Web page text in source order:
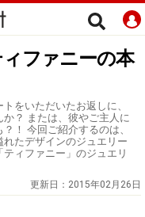
ファニーの本
をいただいたお返しに、
？ または、彼やご主人に
！ 今回ご紹介するのは、
たデザインのジュエリー
ィファニー」のジュエリ
更新日： 2015年02月26日